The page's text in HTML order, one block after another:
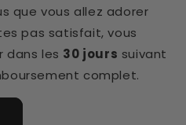
que vous allez adorer
pas satisfait, vous
dans les 30 jours suivant
complet.